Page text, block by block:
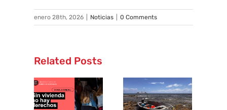
enero 28th, 2026 Noticias 0 Comments
Related Posts